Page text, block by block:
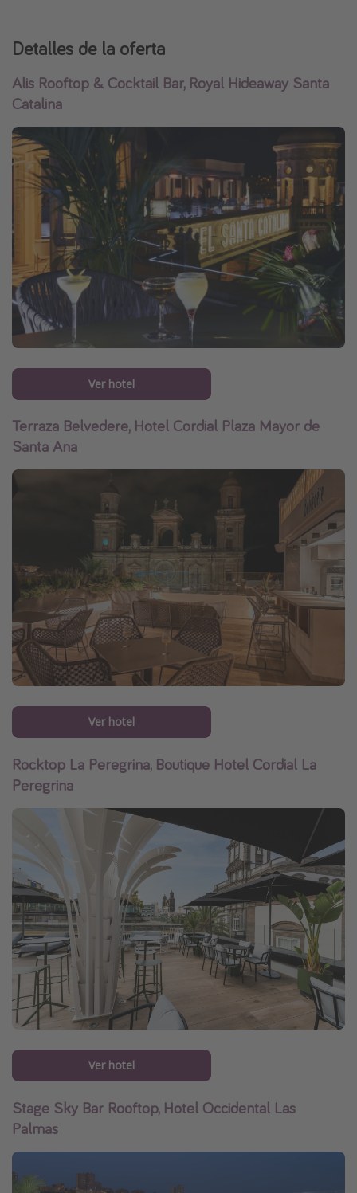
Viaja con musicales
Harry Potter en Londres y otros destinos
Detalles de la oferta
Alis Rooftop & Cocktail Bar, Royal Hideaway Santa
Catalina
Ver hotel
Terraza Belvedere, Hotel Cordial Plaza Mayor de
Santa Ana
Ver hotel
Rocktop La Peregrina, Boutique Hotel Cordial La
Peregrina
Ver hotel
Stage Sky Bar Rooftop, Hotel Occidental Las
Palmas